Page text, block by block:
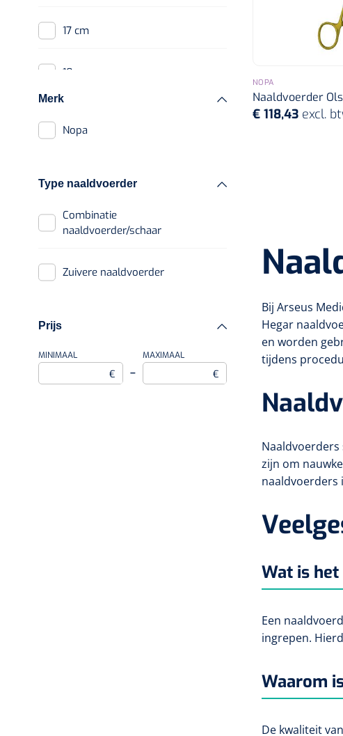
Instrumentenreinigers
instrumentenreinigers
17 cm
18 cm
Merk
Nopa
Type naaldvoerder
Combinatie
naaldvoerder/schaar
Zuivere naaldvoerder
Prijs
MINIMAAL
€ –
MAXIMAAL
€
NOPA
Naaldvoerder
€ 118,43 excl.
Bij Arseus
Hegar
en worden
tijdens
zijn om
naaldvoerders
Wat is
Een
ingrepen.
Waarom
De kwaliteit